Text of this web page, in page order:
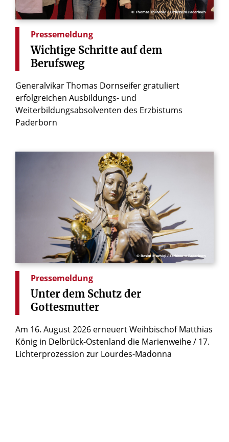
© Thomas Throenle / Erzbistum Paderborn
Pressemeldung
Wichtige Schritte auf dem
Berufsweg
Generalvikar Thomas Dornseifer gratuliert
erfolgreichen Ausbildungs- und
Weiterbildungsabsolventen des Erzbistums
Paderborn
© Besim Mazhiqi / Erzbistum Paderborn
Pressemeldung
Unter dem Schutz der
Gottesmutter
Am 16. August 2026 erneuert Weihbischof Matthias
König in Delbrück-Ostenland die Marienweihe / 17.
Lichterprozession zur Lourdes-Madonna